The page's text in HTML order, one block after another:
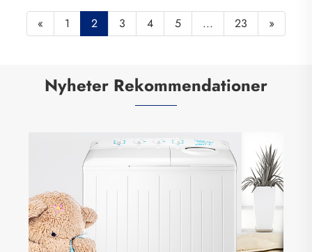
« 1 2 3 4 5 ... 23 »
Nyheter Rekommendationer